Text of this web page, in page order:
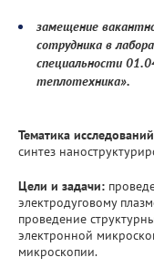
замещение
сотрудника в
специальности
теплотехника».
Тематика
синтез
Цели и задачи:
электродуговому
проведение
электронной
микроскопии.